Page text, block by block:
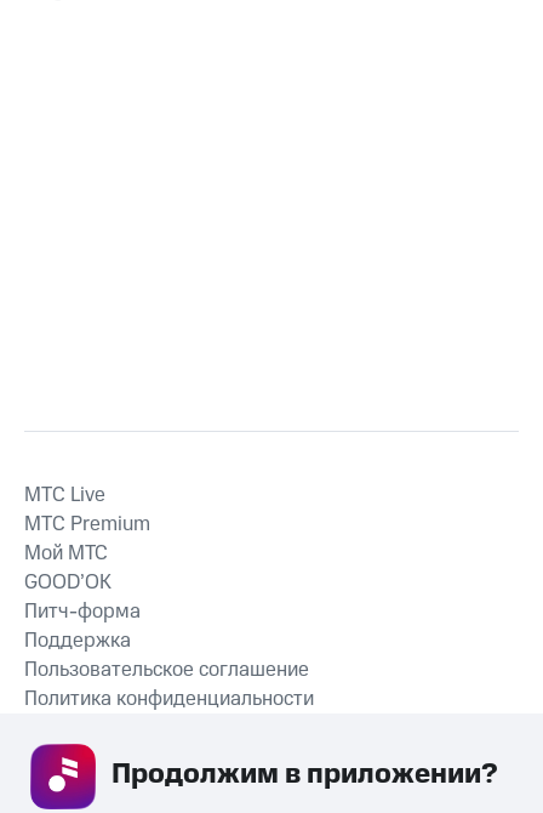
СКАЧАТЬ ПРИЛОЖЕНИЕ
MTС Live
MTС Premium
Мой МТС
GOOD’OK
Питч-форма
Поддержка
Пользовательское соглашение
Политика конфиденциальности